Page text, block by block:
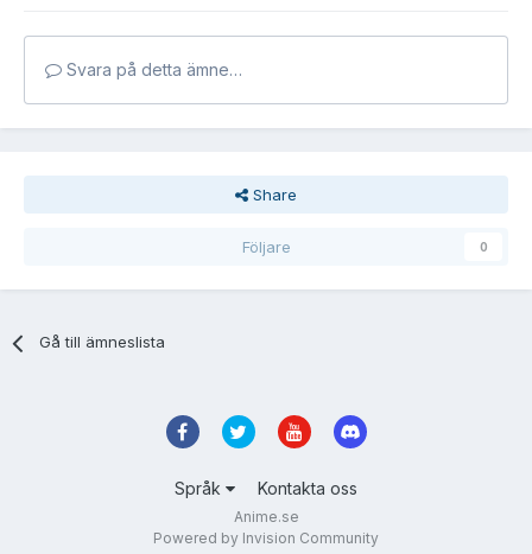
Svara på detta ämne…
Share
Följare 0
Gå till ämneslista
Språk Kontakta oss
Anime.se
Powered by Invision Community